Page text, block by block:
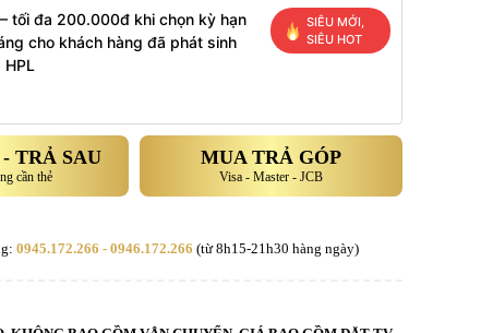
tối đa 200.000đ khi chọn kỳ hạn
cho khách hàng đã phát sinh
SIÊU MỚI,
SIÊU HOT
TRẢ SAU
cần thẻ
MUA TRẢ GÓP
Visa - Master - JCB
0945.172.266 - 0946.172.266 (từ 8h15-21h30 hàng ngày)